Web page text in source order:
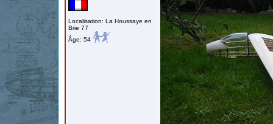
Localisation: La Houssaye en
Brie 77
Âge: 54